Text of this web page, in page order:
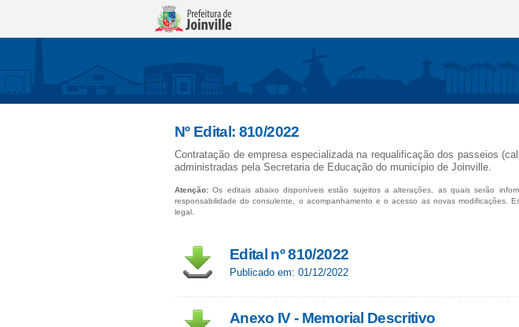
Nº Edital: 810/2022
Contratação de empresa especializada na requalificação dos passeios
administradas pela Secretaria de Educação do município de Joinville​.
Atenção: Os editais abaixo disponíveis estão sujeitos a alterações, as quais serão
responsabilidade do consulente, o acompanhamento e o acesso as novas modificações.
legal.
Edital nº 810/2022
Publicado em: 01/12/2022
Anexo IV - Memorial Descritivo